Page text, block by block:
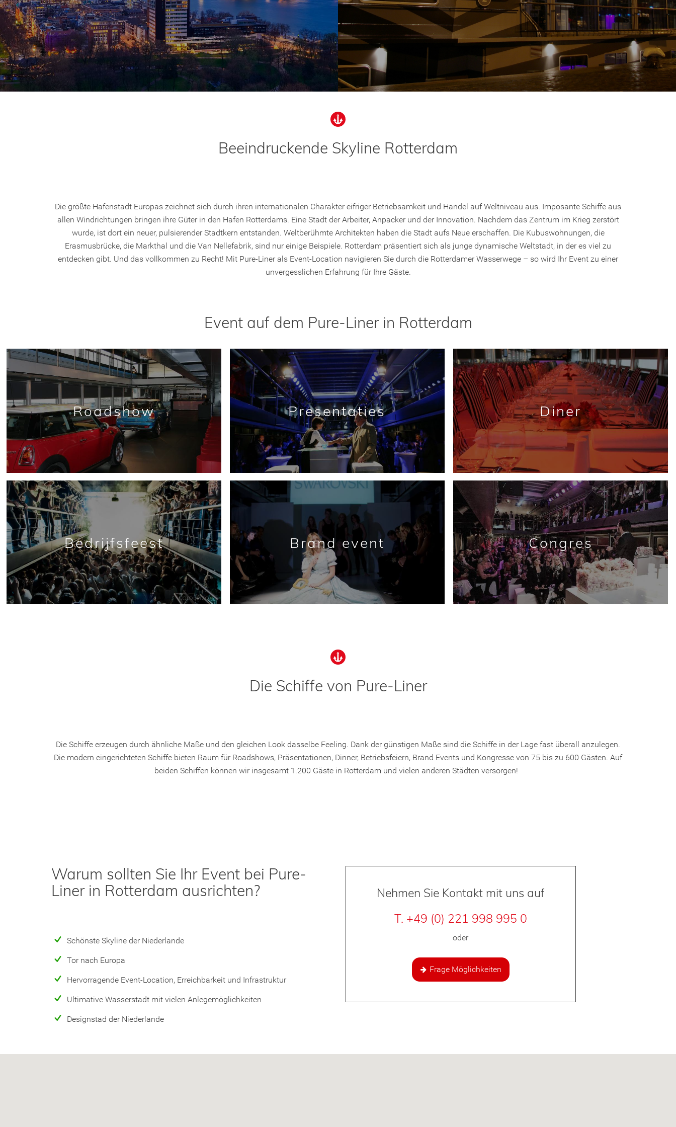
Beeindruckende Skyline Rotterdam
Die größte Hafenstadt Europas zeichnet sich durch ihren internationalen Charakter eifriger Betriebsamkeit und Handel auf Weltniveau aus. Imposante Schiffe aus
allen Windrichtungen bringen ihre Güter in den Hafen Rotterdams. Eine Stadt der Arbeiter, Anpacker und der Innovation. Nachdem das Zentrum im Krieg zerstört
wurde, ist dort ein neuer, pulsierender Stadtkern entstanden. Weltberühmte Architekten haben die Stadt aufs Neue erschaffen. Die Kubuswohnungen, die
Erasmusbrücke, die Markthal und die Van Nellefabrik, sind nur einige Beispiele. Rotterdam präsentiert sich als junge dynamische Weltstadt, in der es viel zu
entdecken gibt. Und das vollkommen zu Recht! Mit Pure-Liner als Event-Location navigieren Sie durch die Rotterdamer Wasserwege – so wird Ihr Event zu einer
unvergesslichen Erfahrung für Ihre Gäste.
Event auf dem Pure-Liner in Rotterdam
Roadshow Presentaties Diner
Bedrijfsfeest Brand event Congres
Die Schiffe von Pure-Liner
Die Schiffe erzeugen durch ähnliche Maße und den gleichen Look dasselbe Feeling. Dank der günstigen Maße sind die Schiffe in der Lage fast überall anzulegen.
Die modern eingerichteten Schiffe bieten Raum für Roadshows, Präsentationen, Dinner, Betriebsfeiern, Brand Events und Kongresse von 75 bis zu 600 Gästen. Auf
beiden Schiffen können wir insgesamt 1.200 Gäste in Rotterdam und vielen anderen Städten versorgen!
Warum sollten Sie Ihr Event bei Pure-
Liner in Rotterdam ausrichten?
Schönste Skyline der Niederlande
Tor nach Europa
Hervorragende Event-Location, Erreichbarkeit und Infrastruktur
Ultimative Wasserstadt mit vielen Anlegemöglichkeiten
Designstad der Niederlande
Nehmen Sie Kontakt mit uns auf
T. +49 (0) 221 998 995 0
oder
Frage Möglichkeiten